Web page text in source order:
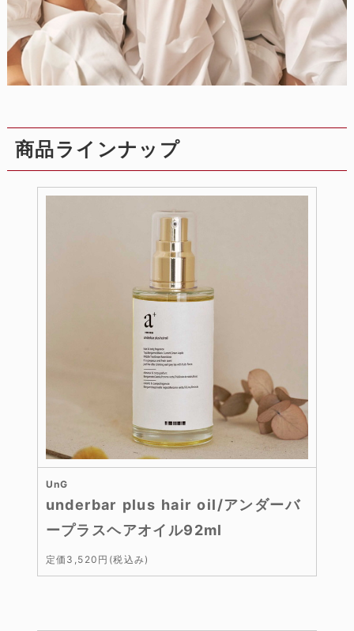
商品ラインナップ
UnG
underbar plus hair oil/アンダーバ
ープラスヘアオイル92ml
定価3,520円(税込み)